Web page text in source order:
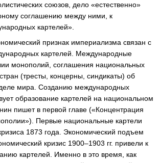
союзов, дело «естественно»
соглашению между ними, к
картелей».
признак империализма связан с
картелей. Международные
монополий, соглашения национальных
(тресты, концерны, синдикаты) об
мира. Созданию международных
образование картелей на национальном
пишет в первой главе («Концентрация
Первые национальные картели
1873 года. Экономический подъем
кризис 1900–1903 гг. привели к
картелей. Именно в это время, как